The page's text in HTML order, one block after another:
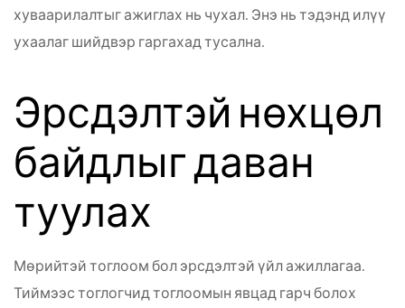
хуваарилалтыг ажиглах нь чухал. Энэ нь тэдэнд илүү
ухаалаг шийдвэр гаргахад тусална.
Эрсдэлтэй нөхцөл
байдлыг даван
туулах
Мөрийтэй тоглоом бол эрсдэлтэй үйл ажиллагаа.
Тиймээс тоглогчид тоглоомын явцад гарч болох